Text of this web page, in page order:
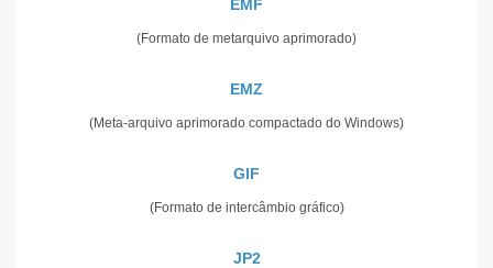
EMF
(Formato de metarquivo aprimorado)
EMZ
(Meta-arquivo aprimorado compactado do Windows)
GIF
(Formato de intercâmbio gráfico)
JP2